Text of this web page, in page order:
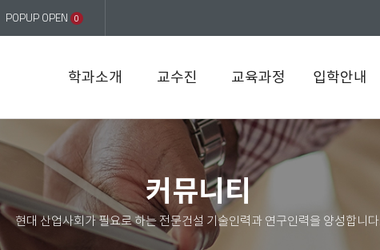
POPUP OPEN 0
학과소개 교수진 교육과정 입학안내
커뮤니티